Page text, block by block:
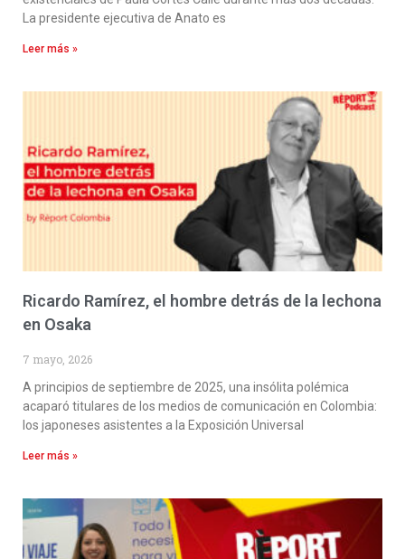
La presidente ejecutiva de Anato es
Leer más »
Ricardo Ramírez, el hombre detrás de la lechona
en Osaka
7 mayo, 2026
A principios de septiembre de 2025, una insólita polémica
acaparó titulares de los medios de comunicación en Colombia:
los japoneses asistentes a la Exposición Universal
Leer más »